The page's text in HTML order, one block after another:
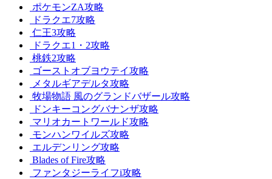
ポケモンZA攻略
ドラクエ7攻略
仁王3攻略
ドラクエ1・2攻略
桃鉄2攻略
ゴーストオブヨウテイ攻略
メタルギアデルタ攻略
牧場物語 風のグランドバザール攻略
ドンキーコングバナンザ攻略
マリオカートワールド攻略
モンハンワイルズ攻略
エルデンリング攻略
Blades of Fire攻略
ファンタジーライフi攻略